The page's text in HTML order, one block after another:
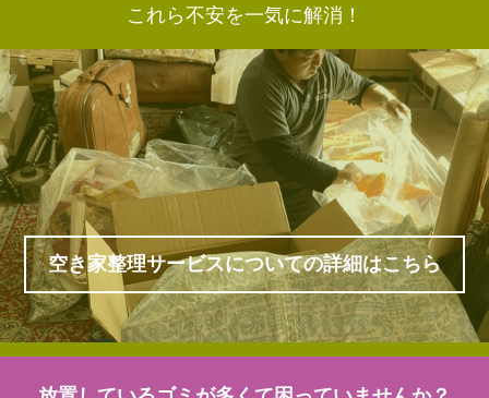
これら不安を一気に解消！
空き家整理サービスについての詳細はこちら